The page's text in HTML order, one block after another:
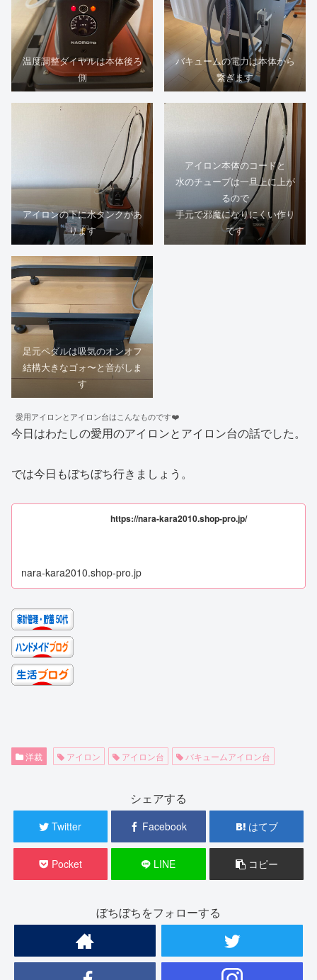
温度調整ダイヤルは本体後ろ
側
バキュームの電力は本体から
繋ぎます
アイロンの下に水タンクがあ
ります
アイロン本体のコードと
水のチューブは一旦上に上が
るので
手元で邪魔になりにくい作り
です
足元ペダルは吸気のオンオフ
結構大きなゴォ〜と音がしま
す
愛用アイロンとアイロン台はこんなものです❤️
今日はわたしの愛用のアイロンとアイロン台の話でした。
では今日もぼちぼち行きましょう。
https://nara-kara2010.shop-pro.jp/
nara-kara2010.shop-pro.jp
洋裁 アイロン アイロン台 バキュームアイロン台
シェアする
Twitter Facebook はてブ
Pocket LINE コピー
ぼちぼちをフォローする